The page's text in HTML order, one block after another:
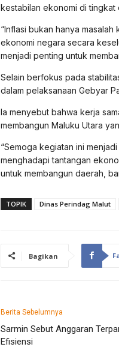
kestabilan ekonomi di tingkat
“Inflasi bukan hanya
ekonomi negara secara
menjadi penting untuk
Selain berfokus pada
dalam pelaksanaan Gebyar
Ia menyebut bahwa kerja
membangun Maluku Utara
“Semoga kegiatan ini
menghadapi tantangan
untuk membangun daerah,
TOPIK Dinas Perindag Malut
Bagikan
Berita Sebelumnya
Sarmin Sebut Anggaran
Efisiensi